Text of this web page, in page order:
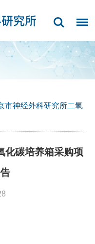
市神经外科研究所二氧
化碳培养箱采购项